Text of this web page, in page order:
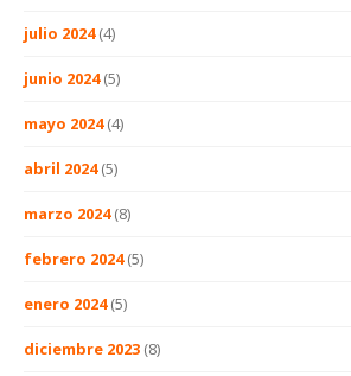
julio 2024(4)
junio 2024(5)
mayo 2024(4)
abril 2024(5)
marzo 2024(8)
febrero 2024(5)
enero 2024(5)
diciembre 2023 (8)